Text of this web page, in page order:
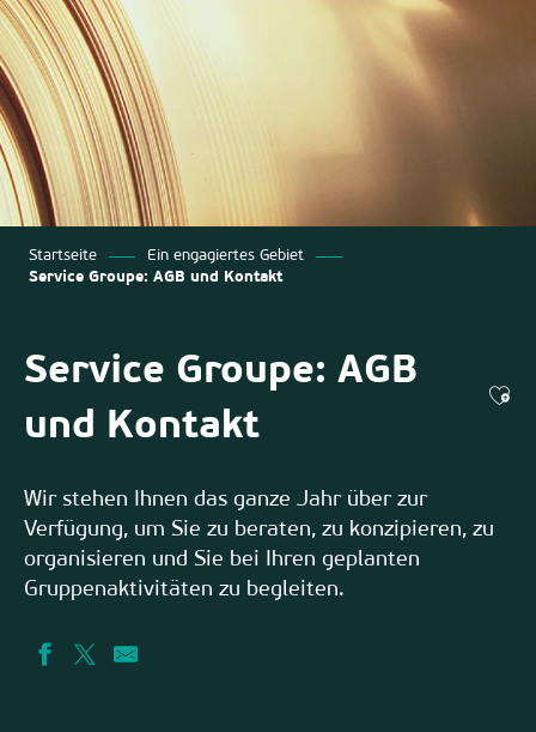
Startseite
Ein engagiertes Gebiet
Service Groupe: AGB und Kontakt
Service Groupe: AGB
und Kontakt
Wir stehen Ihnen das ganze Jahr über zur
Verfügung, um Sie zu beraten, zu konzipieren, zu
organisieren und Sie bei Ihren geplanten
Gruppenaktivitäten zu begleiten.